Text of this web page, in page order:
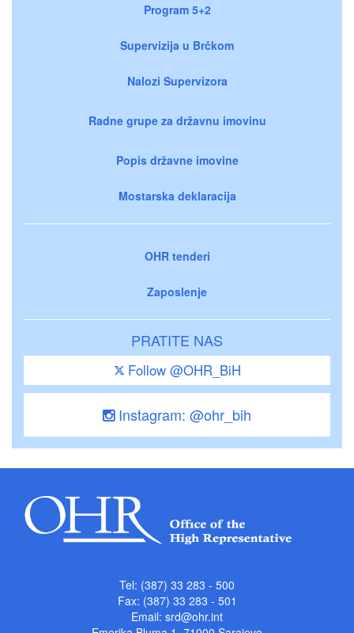
Program 5+2
Supervizija u Brčkom
Nalozi Supervizora
Radne grupe za državnu imovinu
Popis državne imovine
Mostarska deklaracija
OHR tenderi
Zaposlenje
PRATITE NAS
Follow @OHR_BiH
Instagram: @ohr_bih
Tel: (387) 33 283 - 500
Fax: (387) 33 283 - 501
Email: srd@ohr.int